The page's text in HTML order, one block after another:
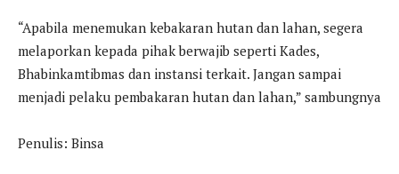
“Apabila menemukan kebakaran hutan dan lahan, segera
melaporkan kepada pihak berwajib seperti Kades,
Bhabinkamtibmas dan instansi terkait. Jangan sampai
menjadi pelaku pembakaran hutan dan lahan,” sambungnya
Penulis: Binsa